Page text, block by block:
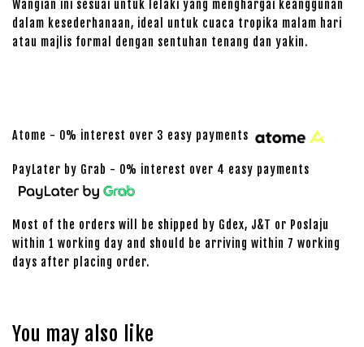
Wangian ini sesuai untuk lelaki yang menghargai keanggunan
dalam kesederhanaan, ideal untuk cuaca tropika malam hari
atau majlis formal dengan sentuhan tenang dan yakin.
Atome - 0% interest over 3 easy payments
PayLater by Grab - 0% interest over 4 easy payments
Most of the orders will be shipped by Gdex, J&T or Poslaju
within 1 working day and should be arriving within 7 working
days after placing order.
You may also like